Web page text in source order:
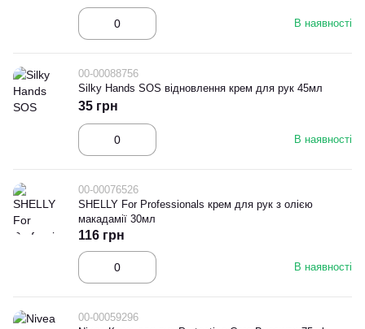
В наявності
00-00088756
Silky Hands SOS відновлення крем для рук 45мл
В наявності
35 грн
00-00076526
SHELLY For Professionals крем для рук з олією
макадамії 30мл
В наявності
116 грн
00-00059296